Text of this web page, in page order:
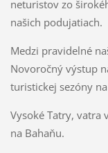
neturistov zo
našich podujatiach.
Medzi pravidelné
Novoročný výstup
turistickej sezóny
Vysoké Tatry, vatra
na Bahaňu.